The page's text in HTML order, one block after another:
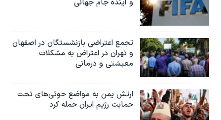
تجمع اعتراضی بازنشستگان در اصفهان
و تهران در اعتراض به مشکلات
معیشتی و درمانی
ارتش یمن به مواضع حوثی‌های تحت
حمایت رژیم ایران حمله کرد